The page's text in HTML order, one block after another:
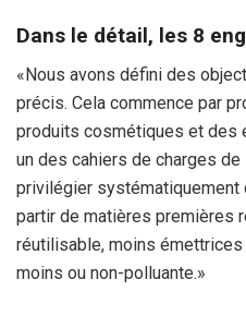
Dans le détail, les 8
«Nous avons défini des
précis. Cela commence par
produits cosmétiques et
un des cahiers de charges
privilégier systématiquement
partir de matières premières
réutilisable, moins
moins ou non-polluante.»